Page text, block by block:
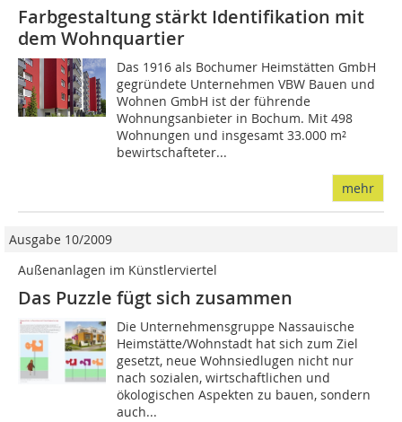
Farbgestaltung stärkt Identifikation mit
dem Wohnquartier
Das 1916 als Bochumer Heimstätten GmbH
gegründete Unternehmen VBW Bauen und
Wohnen GmbH ist der führende
Wohnungsanbieter in Bochum. Mit 498
Wohnungen und insgesamt 33.000 m²
bewirtschafteter...
mehr
Ausgabe 10/2009
Außenanlagen im Künstlerviertel
Das Puzzle fügt sich zusammen
Die Unternehmensgruppe Nassauische
Heimstätte/Wohnstadt hat sich zum Ziel
gesetzt, neue Wohnsiedlugen nicht nur
nach sozialen, wirtschaftlichen und
ökologischen Aspekten zu bauen, sondern
auch...